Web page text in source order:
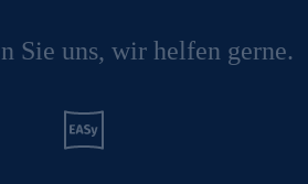
Sie uns, wir helfen gerne.